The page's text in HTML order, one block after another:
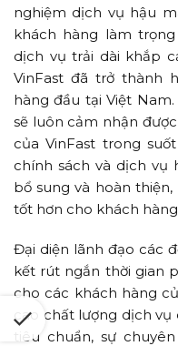
nghiệm dịch vụ hậu
khách hàng làm trọng
dịch vụ trải dài khắp
VinFast đã trở thành
hàng đầu tại Việt
sẽ luôn cảm nhận
của VinFast trong
chính sách và dịch vụ
bổ sung và hoàn
tốt hơn cho khách
Đại diện lãnh đạo các
kết rút ngắn thời gian
cho các khách hàng
cao chất lượng dịch
tiêu chuẩn, sự